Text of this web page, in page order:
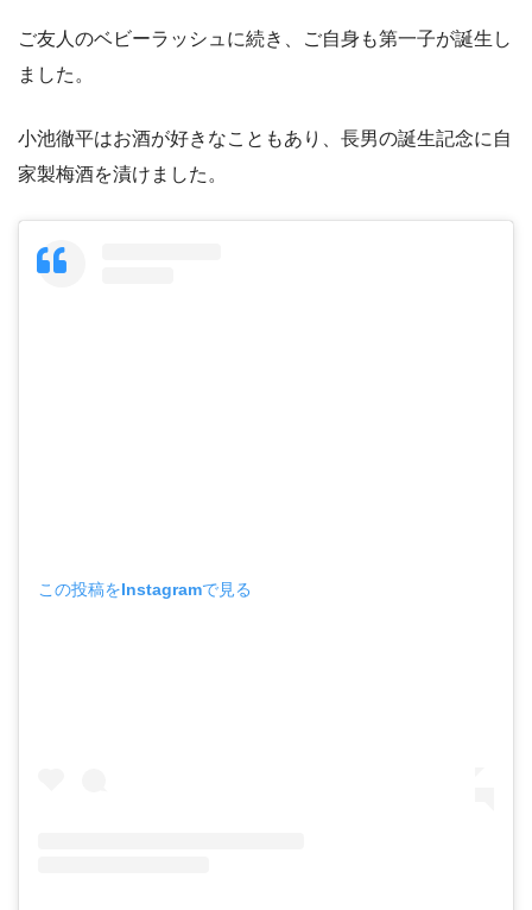
ご友人のベビーラッシュに続き、ご自身も第一子が誕生し
ました。
小池徹平はお酒が好きなこともあり、長男の誕生記念に自
家製梅酒を漬けました。
この投稿をInstagramで見る